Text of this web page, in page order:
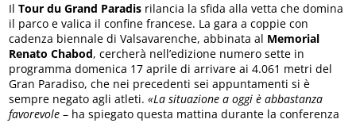
IlTour du Grand Paradis rilancia la sfida alla vetta che domina
il parco e valica il confine francese. La gara a coppie con
cadenza biennale di Valsavarenche, abbinata al Memorial
Renato Chabod, cercherà nell’edizione numero sette in
programma domenica 17 aprile di arrivare ai 4.061 metri del
Gran Paradiso, che nei precedenti sei appuntamenti si è
sempre negato agli atleti.«La situazione a oggi è abbastanza
favorevole– ha spiegato questa mattina durante la conferenza